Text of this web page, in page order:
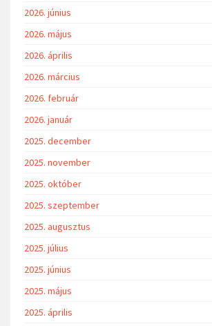
2026. június
2026. május
2026. április
2026. március
2026. február
2026. január
2025. december
2025. november
2025. október
2025. szeptember
2025. augusztus
2025. július
2025. június
2025. május
2025. április